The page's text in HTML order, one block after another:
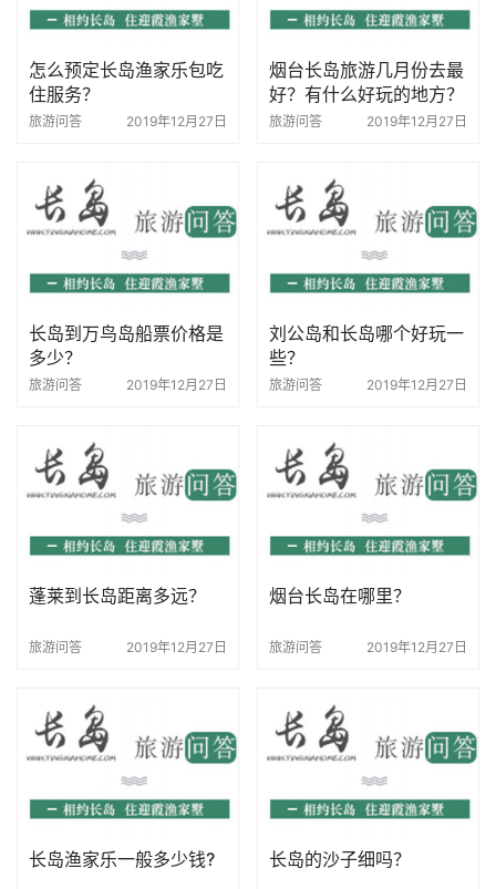
怎么预定长岛渔家乐包吃
住服务？
旅游问答 2019年12月27日
烟台长岛旅游几月份去最
好？有什么好玩的地方？
旅游问答 2019年12月27日
长岛到万鸟岛船票价格是
多少？
旅游问答 2019年12月27日
刘公岛和长岛哪个好玩一
些？
旅游问答 2019年12月27日
蓬莱到长岛距离多远？
旅游问答 2019年12月27日
烟台长岛在哪里？
旅游问答 2019年12月27日
长岛渔家乐一般多少钱? 长岛的沙子细吗？